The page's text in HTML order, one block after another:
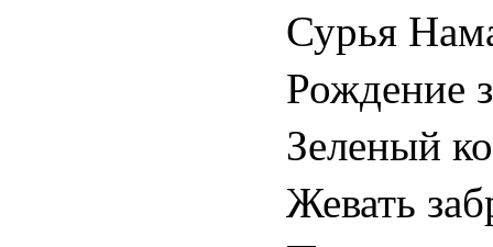
Сурья
Рождение
Зеленый
Жевать